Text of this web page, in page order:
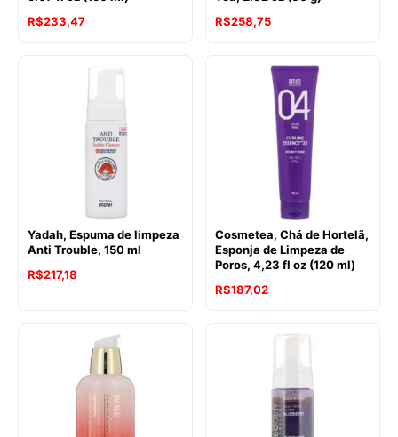
R$233,47
R$258,75
Yadah, Espuma de limpeza
Anti Trouble, 150 ml
R$217,18
Cosmetea, Chá de Hortelã,
Esponja de Limpeza de
Poros, 4,23 fl oz (120 ml)
R$187,02